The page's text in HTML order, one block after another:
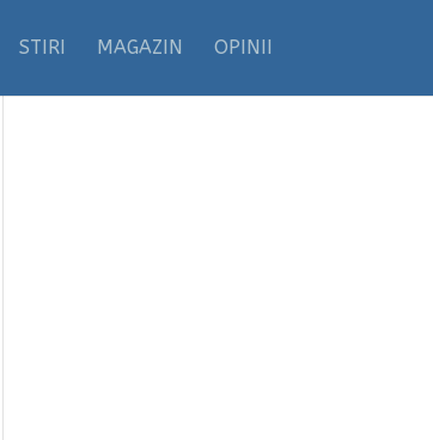
STIRI MAGAZIN OPINII